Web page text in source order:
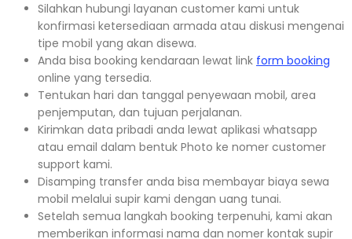
Silahkan hubungi layanan customer kami untuk
konfirmasi ketersediaan armada atau diskusi mengenai
tipe mobil yang akan disewa.
Anda bisa booking kendaraan lewat link form booking
online yang tersedia.
Tentukan hari dan tanggal penyewaan mobil, area
penjemputan, dan tujuan perjalanan.
Kirimkan data pribadi anda lewat aplikasi whatsapp
atau email dalam bentuk Photo ke nomer customer
support kami.
Disamping transfer anda bisa membayar biaya sewa
mobil melalui supir kami dengan uang tunai.
Setelah semua langkah booking terpenuhi, kami akan
memberikan informasi nama dan nomer kontak supir